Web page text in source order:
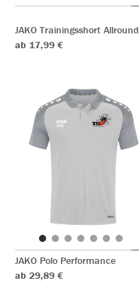
JAKO Trainingsshort Allround
ab 17,99 €
JAKO Polo Performance
ab 29,89 €